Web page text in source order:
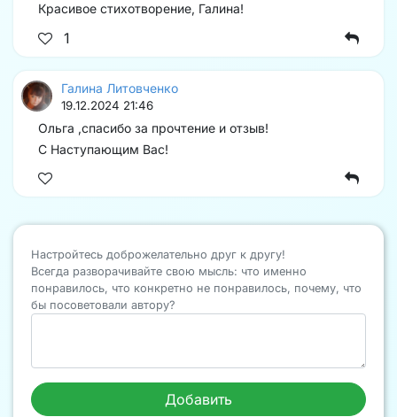
Красивое стихотворение, Галина!
1
Галина Литовченко
19.12.2024 21:46
Ольга ,спасибо за прочтение и отзыв!
С Наступающим Вас!
Настройтесь доброжелательно друг к другу!
Всегда разворачивайте свою мысль: что именно
понравилось, что конкретно не понравилось, почему, что
бы посоветовали автору?